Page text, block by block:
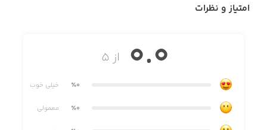
shoot the monsters, but be careful - don’t shoot the other
Guns, Lasers, Fairy Dust? Shoot everything in your arsenal
to overcome the monsters’ attack, and rescue the
امتیاز و نظرات
از ۵ 0.0
٪0 خیلی خوب
٪0 معمولی